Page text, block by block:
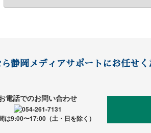
静岡メディアサポートにお任せく
電話でのお問い合わせ
は9:00〜17:00（土・日を除く）